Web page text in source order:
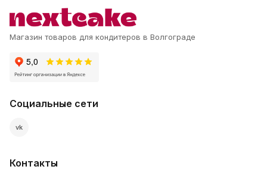
Магазин товаров для кондитеров в Волгограде
Социальные сети
vk
Контакты